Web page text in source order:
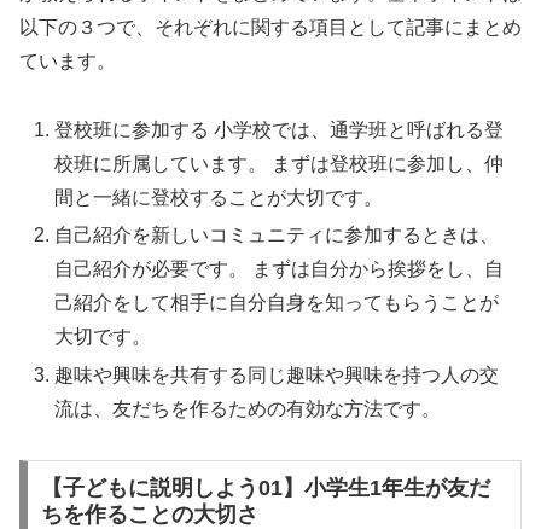
以下の３つで、それぞれに関する項目として記事にまとめ
ています。
登校班に参加する 小学校では、通学班と呼ばれる登
校班に所属しています。 まずは登校班に参加し、仲
間と一緒に登校することが大切です。
自己紹介を新しいコミュニティに参加するときは、
自己紹介が必要です。 まずは自分から挨拶をし、自
己紹介をして相手に自分自身を知ってもらうことが
大切です。
趣味や興味を共有する同じ趣味や興味を持つ人の交
流は、友だちを作るための有効な方法です。
【子どもに説明しよう01】小学生1年生が友だ
ちを作ることの大切さ